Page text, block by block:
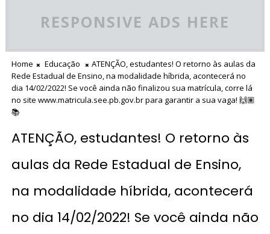
RESPONSIVE ADS HERE
Home Educação
ATENÇÃO, estudantes! O retorno às aulas da
Rede Estadual de Ensino, na modalidade híbrida, acontecerá no
dia 14/02/2022! Se você ainda não finalizou sua matrícula, corre lá
no site www.matricula.see.pb.gov.br para garantir a sua vaga! 🙌🏽
📚
ATENÇÃO, estudantes! O retorno às
aulas da Rede Estadual de Ensino,
na modalidade híbrida, acontecerá
no dia 14/02/2022! Se você ainda não